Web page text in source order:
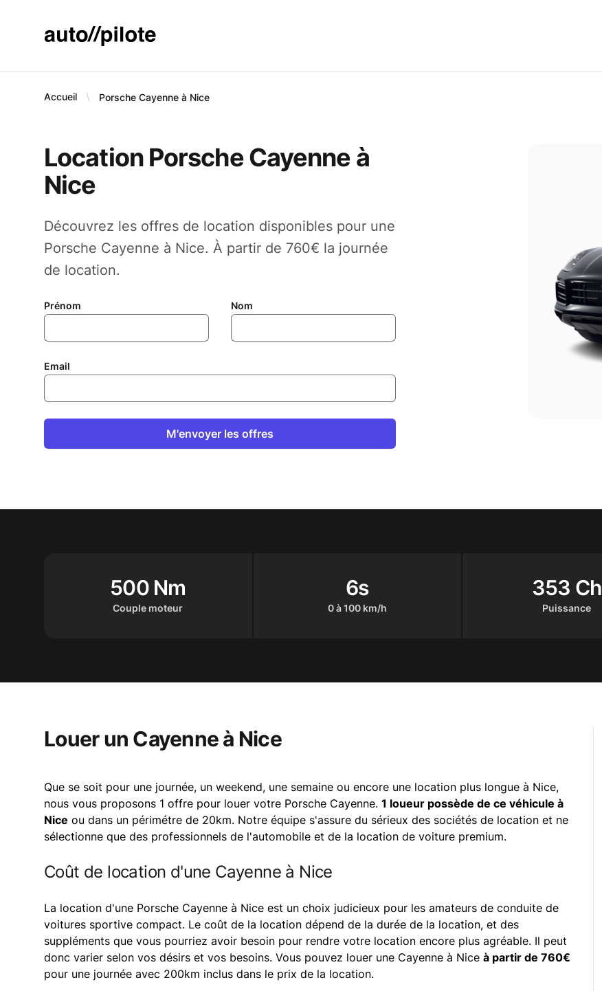
AUTO PILOTE
Accueil Porsche Cayenne à Nice
Location Porsche Cayenne à
Nice
Découvrez les offres de location disponibles pour une
Porsche Cayenne à Nice. À partir de 760€ la journée
de location.
Prénom Nom
Email
M'envoyer les offres
Couple moteur
500 Nm
0 à 100 km/h
6s
Puissance
353 Ch
Louer un Cayenne à Nice
Que se soit pour une journée, un weekend, une semaine ou encore une location plus longue à Nice,
nous vous proposons 1 offre pour louer votre Porsche Cayenne. 1 loueur possède de ce véhicule à
Nice ou dans un périmétre de 20km. Notre équipe s'assure du sérieux des sociétés de location et ne
sélectionne que des professionnels de l'automobile et de la location de voiture premium.
Coût de location d'une Cayenne à Nice
La location d'une Porsche Cayenne à Nice est un choix judicieux pour les amateurs de conduite de
voitures sportive compact. Le coût de la location dépend de la durée de la location, et des
suppléments que vous pourriez avoir besoin pour rendre votre location encore plus agréable. Il peut
donc varier selon vos désirs et vos besoins. Vous pouvez louer une Cayenne à Nice à partir de 760€
pour une journée avec 200km inclus dans le prix de la location.